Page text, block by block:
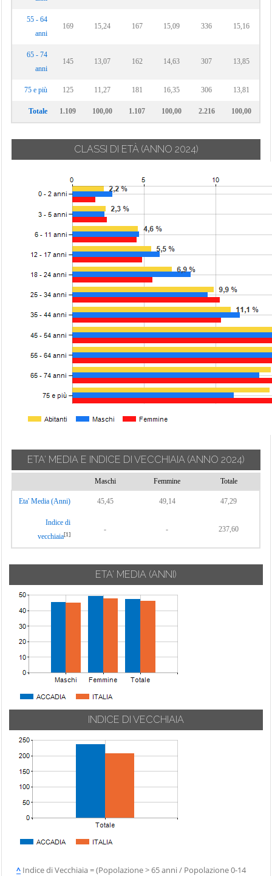
55 - 64
anni
169 15,24 167 15,09 336 15,16
65 - 74
anni
145 13,07 162 14,63 307 13,85
75 e più 125 11,27 181 16,35 306 13,81
Totale 1.109 100,00 1.107 100,00 2.216 100,00
CLASSI DI ETÀ (ANNO 2024)
ETA' MEDIA E INDICE DI VECCHIAIA (ANNO 2024)
Maschi Femmine Totale
Eta' Media (Anni) 45,45 49,14 47,29
Indice di
vecchiaia[1]
- - 237,60
ETA' MEDIA (ANNI)
INDICE DI VECCHIAIA
^ Indice di Vecchiaia = (Popolazione > 65 anni / Popolazione 0-14